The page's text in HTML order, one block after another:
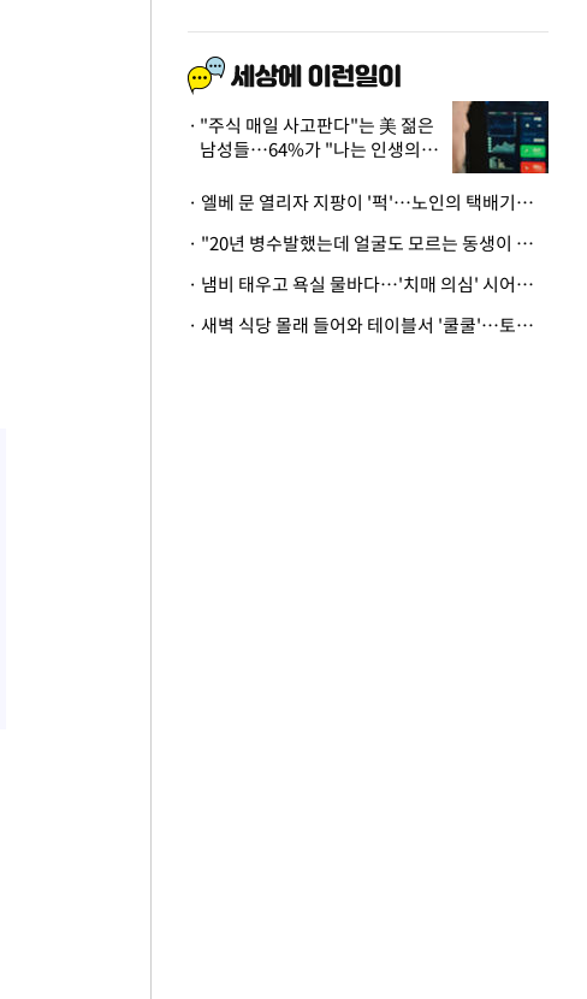
"주식 매일 사고판다"는 美 젊은
남성들…64%가 "나는 인생의
· 엘베 문 열리자 지팡이 '퍽'…노인의 택배기사 폭행 이유
· "20년 병수발했는데 얼굴도 모르는 동생이 유산 절반을"…배다른 형제 상속권 있을까
· 냄비 태우고 욕실 물바다…'치매 의심' 시어머니 검사 권유했다가 '날벼락'
· 새벽 식당 몰래 들어와 테이블서 '쿨쿨'…토사물 남기고 사라진 남성